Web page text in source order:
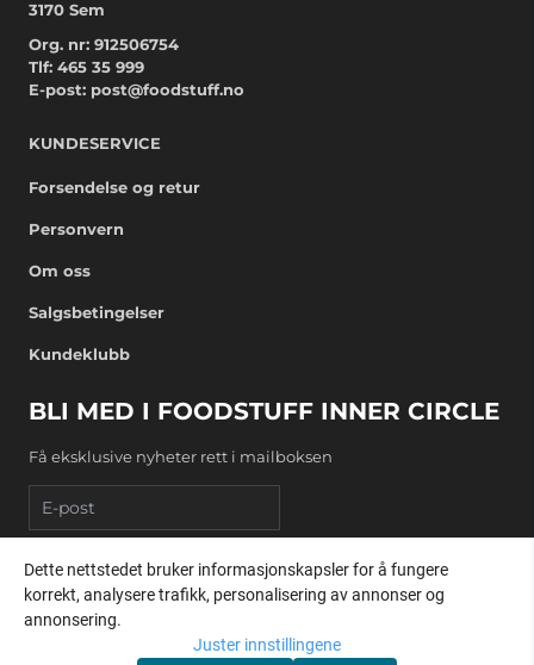
3170 Sem
Org. nr: 912506754
Tlf: 465 35 999
E-post: post@foodstuff.no
KUNDESERVICE
Forsendelse og retur
Personvern
Om oss
Salgsbetingelser
Kundeklubb
BLI MED I FOODSTUFF INNER CIRCLE
Få eksklusive nyheter rett i mailboksen
REGISTRER DEG
Dette nettstedet bruker informasjonskapsler for å fungere
korrekt, analysere trafikk, personalisering av annonser og
annonsering.
Juster innstillingene